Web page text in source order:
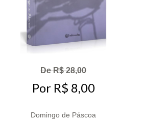
De R$ 28,00
Por R$ 8,00
Domingo de Páscoa